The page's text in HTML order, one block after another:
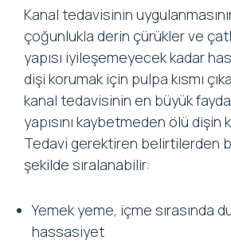
Kanal tedavisinin
çoğunlukla derin çürükler ve
yapısı iyileşemeyecek kadar
dişi korumak için pulpa kısmı
kanal tedavisinin en büyük
yapısını kaybetmeden ölü dişin
Tedavi gerektiren belirtilerden
şekilde sıralanabilir:
Yemek yeme, içme sırasında
hassasiyet